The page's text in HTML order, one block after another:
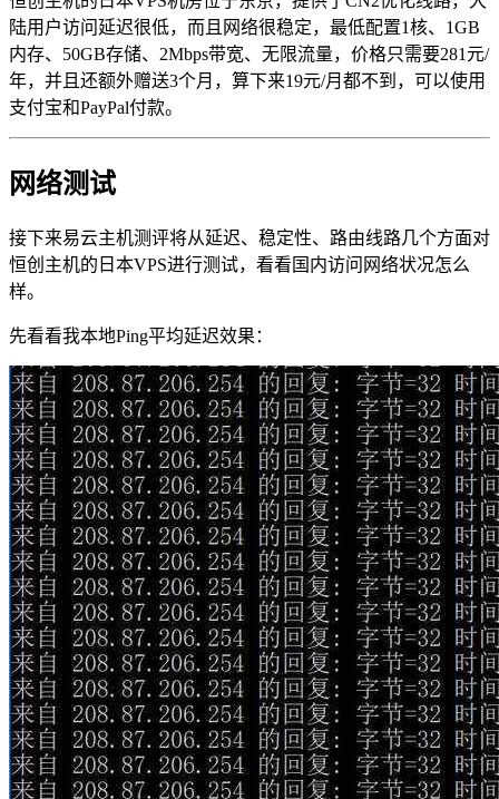
陆用户访问延迟很低，而且网络很稳定，最低配置1核、1GB
内存、50GB存储、2Mbps带宽、无限流量，价格只需要281元/
年，并且还额外赠送3个月，算下来19元/月都不到，可以使用
支付宝和PayPal付款。
网络测试
接下来易云主机测评将从延迟、稳定性、路由线路几个方面对
恒创主机的日本VPS进行测试，看看国内访问网络状况怎么
样。
先看看我本地Ping平均延迟效果：